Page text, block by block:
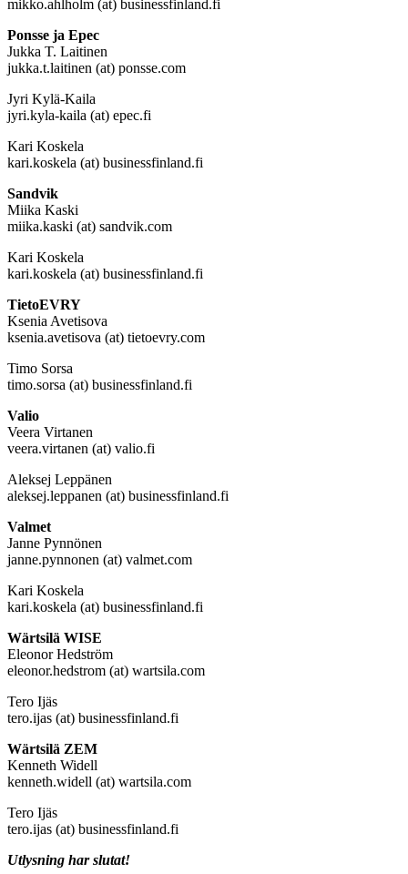
mikko.ahlholm (at) businessfinland.fi
Ponsse ja Epec
Jukka T. Laitinen
jukka.t.laitinen (at) ponsse.com
Jyri Kylä-Kaila
jyri.kyla-kaila (at) epec.fi
Kari Koskela
kari.koskela (at) businessfinland.fi
Sandvik
Miika Kaski
miika.kaski (at) sandvik.com
Kari Koskela
kari.koskela (at) businessfinland.fi
TietoEVRY
Ksenia Avetisova
ksenia.avetisova (at) tietoevry.com
Timo Sorsa
timo.sorsa (at) businessfinland.fi
Valio
Veera Virtanen
veera.virtanen (at) valio.fi
Aleksej Leppänen
aleksej.leppanen (at) businessfinland.fi
Valmet
Janne Pynnönen
janne.pynnonen (at) valmet.com
Kari Koskela
kari.koskela (at) businessfinland.fi
Wärtsilä WISE
Eleonor Hedström
eleonor.hedstrom (at) wartsila.com
Tero Ijäs
tero.ijas (at) businessfinland.fi
Wärtsilä ZEM
Kenneth Widell
kenneth.widell (at) wartsila.com
Tero Ijäs
tero.ijas (at) businessfinland.fi
Utlysning har slutat!